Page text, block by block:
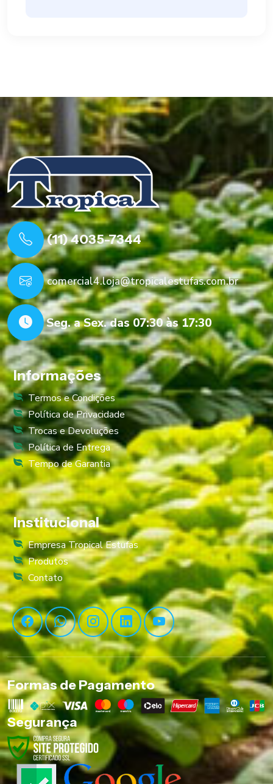
(11) 4035-7344
comercial4.loja@tropicalestufas.com.br
Seg. a Sex. das 07:30 às 17:30
Informações
Termos e Condições
Política de Privacidade
Trocas e Devoluções
Política de Entrega
Tempo de Garantia
Institucional
Empresa Tropical Estufas
Produtos
Contato
Formas de Pagamento
Segurança